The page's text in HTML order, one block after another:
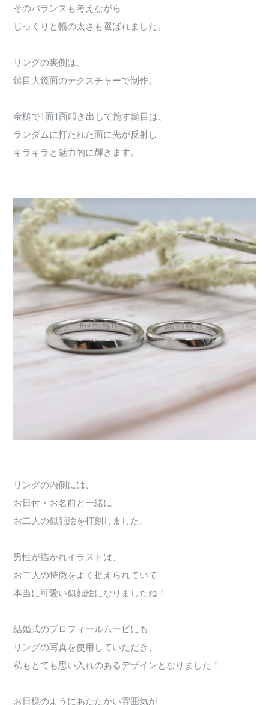
そのバランスも考えながら
じっくりと幅の太さも選ばれました。
リングの裏側は、
鎚目大鏡面のテクスチャーで制作。
金槌で1面1面叩き出して施す鎚目は、
ランダムに打たれた面に光が反射し
キラキラと魅力的に輝きます。
リングの内側には、
お日付・お名前と一緒に
お二人の似顔絵を打刻しました。
男性が描かれイラストは、
お二人の特徴をよく捉えられていて
本当に可愛い似顔絵になりましたね！
結婚式のプロフィールムービにも
リングの写真を使用していただき、
私もとても思い入れのあるデザインとなりました！
お日様のようにあたたかい雰囲気が